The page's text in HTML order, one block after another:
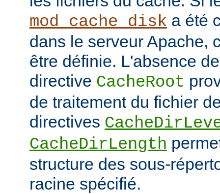
mod_cache_disk a été
dans le serveur Apache,
être définie. L'absence
directive CacheRoot
de traitement du fichier
directives
CacheDirLength
structure des sous-
racine spécifié.